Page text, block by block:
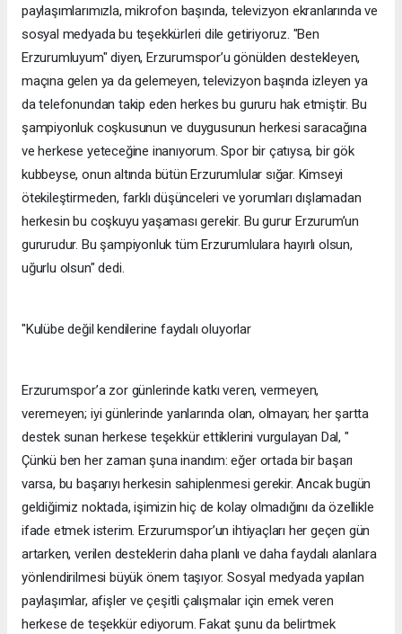
paylaşımlarımızla, mikrofon başında, televizyon ekranlarında ve
sosyal medyada bu teşekkürleri dile getiriyoruz. "Ben
Erzurumluyum" diyen, Erzurumspor’u gönülden destekleyen,
maçına gelen ya da gelemeyen, televizyon başında izleyen ya
da telefonundan takip eden herkes bu gururu hak etmiştir. Bu
şampiyonluk coşkusunun ve duygusunun herkesi saracağına
ve herkese yeteceğine inanıyorum. Spor bir çatıysa, bir gök
kubbeyse, onun altında bütün Erzurumlular sığar. Kimseyi
ötekileştirmeden, farklı düşünceleri ve yorumları dışlamadan
herkesin bu coşkuyu yaşaması gerekir. Bu gurur Erzurum’un
gururudur. Bu şampiyonluk tüm Erzurumlulara hayırlı olsun,
uğurlu olsun" dedi.
"Kulübe değil kendilerine faydalı oluyorlar
Erzurumspor’a zor günlerinde katkı veren, vermeyen,
veremeyen; iyi günlerinde yanlarında olan, olmayan; her şartta
destek sunan herkese teşekkür ettiklerini vurgulayan Dal, "
Çünkü ben her zaman şuna inandım: eğer ortada bir başarı
varsa, bu başarıyı herkesin sahiplenmesi gerekir. Ancak bugün
geldiğimiz noktada, işimizin hiç de kolay olmadığını da özellikle
ifade etmek isterim. Erzurumspor’un ihtiyaçları her geçen gün
artarken, verilen desteklerin daha planlı ve daha faydalı alanlara
yönlendirilmesi büyük önem taşıyor. Sosyal medyada yapılan
paylaşımlar, afişler ve çeşitli çalışmalar için emek veren
herkese de teşekkür ediyorum. Fakat şunu da belirtmek